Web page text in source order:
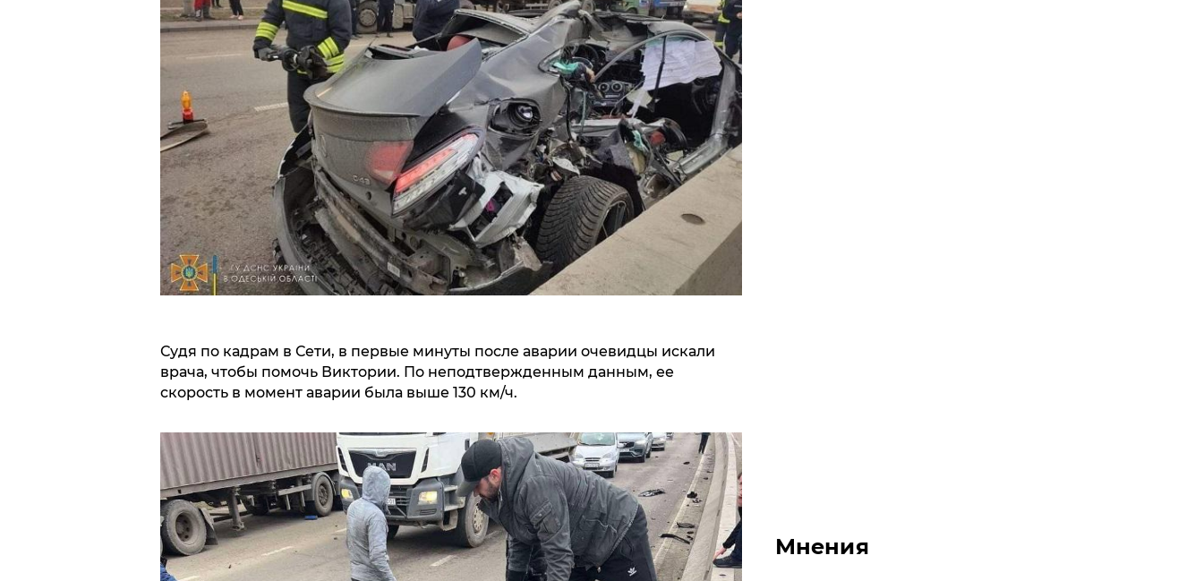
Судя по кадрам в Сети, в первые минуты после аварии очевидцы искали
врача, чтобы помочь Виктории. По неподтвержденным данным, ее
скорость в момент аварии была выше 130 км/ч.
Мнения